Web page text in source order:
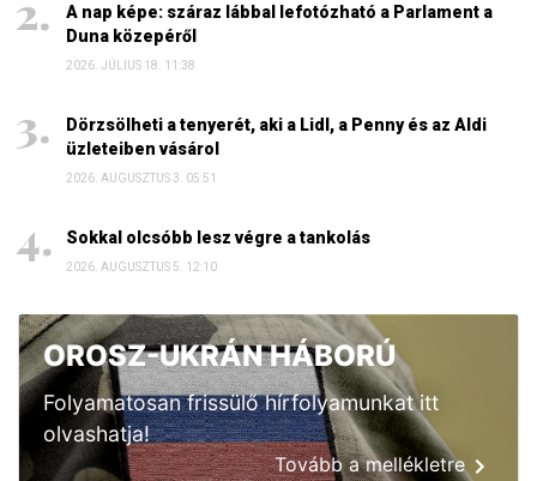
A nap képe: száraz lábbal lefotózható a Parlament a
Duna közepéről
2026. JÚLIUS 18. 11:38
Dörzsölheti a tenyerét, aki a Lidl, a Penny és az Aldi
üzleteiben vásárol
2026. AUGUSZTUS 3. 05:51
Sokkal olcsóbb lesz végre a tankolás
2026. AUGUSZTUS 5. 12:10
OROSZ-UKRÁN HÁBORÚ
Folyamatosan frissülő hírfolyamunkat itt
olvashatja!
Tovább a mellékletre